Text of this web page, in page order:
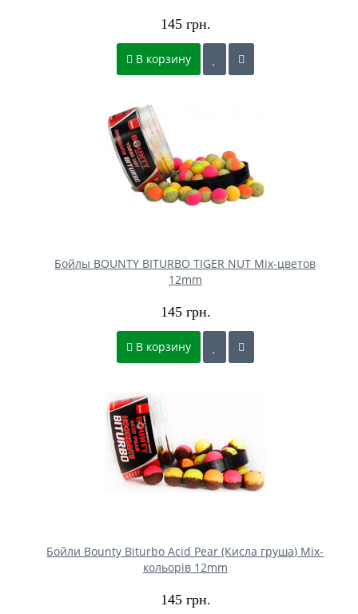
145 грн.
В корзину
Бойлы BOUNTY BITURBO TIGER NUT Mix-цветов
12mm
145 грн.
В корзину
Бойли Bounty Biturbo Acid Pear (Кисла груша) Mix-
кольорів 12mm
145 грн.